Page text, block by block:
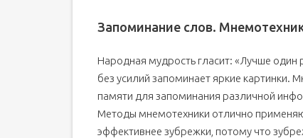
Запоминание слов.
Народная мудрость гласит: «Лучше один
без усилий запоминает яркие картинки.
памяти для запоминания различной
Методы мнемотехники отлично
эффективнее зубрежки, потому что